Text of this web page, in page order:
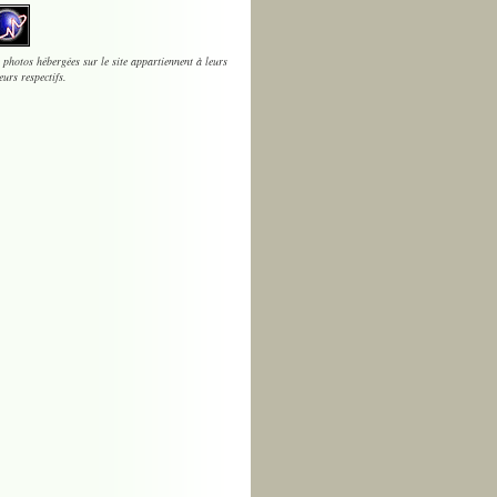
photos hébergées sur le site appartiennent à leurs
respectifs.